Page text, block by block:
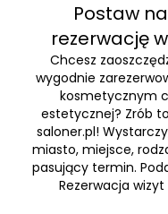
Postaw
rezerwację
Chcesz
wygodnie
kosmetycznym
estetycznej? Zrób
saloner.pl!
miasto, miejsce,
pasujący termin.
Rezerwacja